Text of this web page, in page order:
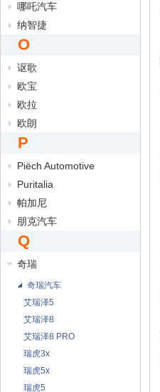
哪吒汽车
纳智捷
O
讴歌
欧宝
欧拉
欧朗
P
Piëch Automotive
Puritalia
帕加尼
朋克汽车
Q
奇瑞
奇瑞汽车
艾瑞泽5
艾瑞泽8
艾瑞泽8 PRO
瑞虎3x
瑞虎5x
瑞虎5